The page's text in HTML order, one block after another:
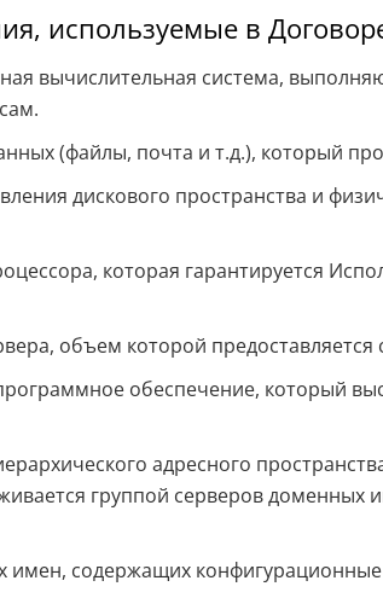
используемые в
вычислительная система,
(файлы, почта и т.д.), который
дискового пространства и
которая гарантируется
объем которой
обеспечение, который
адресного
группой серверов доменных
имен, содержащих